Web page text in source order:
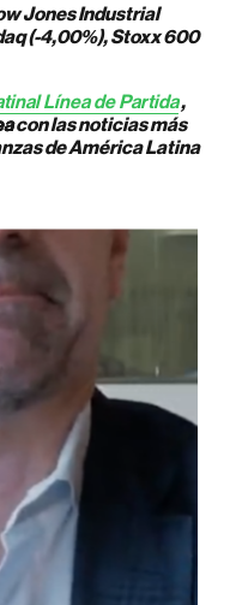
Jones Industrial
(-4,00%), Stoxx 600
Línea de Partida,
con las noticias más
de América Latina